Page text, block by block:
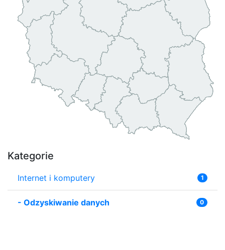
Kategorie
Internet i komputery 1
- Odzyskiwanie danych 0